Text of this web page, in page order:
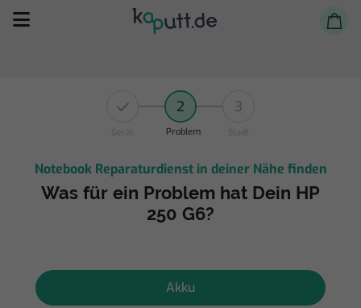
Selbst reparieren
Reparieren lassen
Shop
2
Problem
3
Notebook Reparaturdienst in deiner Nähe finden
Was für ein Problem hat Dein HP
250 G6?
Akku